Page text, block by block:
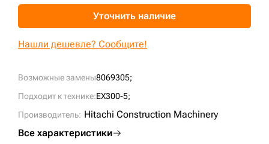
Возможные замены8069305;
Подходит к технике:EX300-5;
Производитель: Hitachi Construction Machinery
Все характеристики
Уточнить наличие
Нашли дешевле? Сообщите!